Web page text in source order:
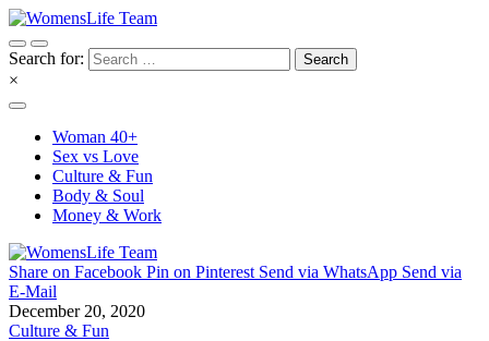
Search for:
×
Woman 40+
Sex vs Love
Culture & Fun
Body & Soul
Money & Work
Share on Facebook Pin on Pinterest Send via WhatsApp Send via
E-Mail
December 20, 2020
Culture & Fun